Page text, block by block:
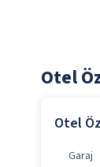
Otel
Otel
Garaj